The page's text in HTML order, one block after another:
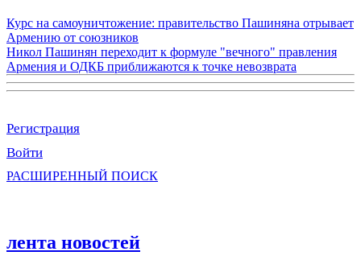
Курс на самоуничтожение: правительство Пашиняна отрывает
Армению от союзников
Никол Пашинян переходит к формуле "вечного" правления
Армения и ОДКБ приближаются к точке невозврата
Регистрация
Войти
РАСШИРЕННЫЙ ПОИСК
лента новостей